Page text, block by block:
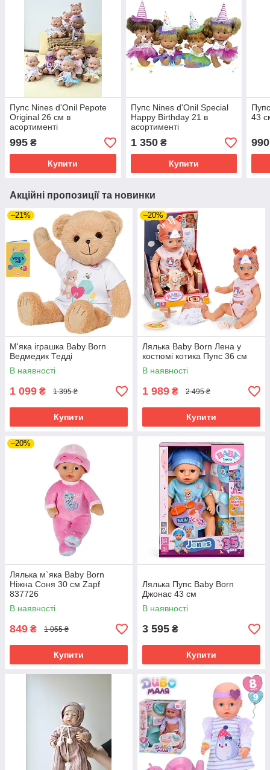
Пупс Nines d'Onil Pepote
Original 26 см в
асортименті
995 ₴
Купити
Пупс Nines d'Onil Special
Happy Birthday 21 в
асортименті
1 350₴
Купити
43
990
Акційні пропозиції та новинки
–21%
М'яка іграшка Baby Born
Ведмедик Тедді
В наявності
1 099 ₴ 1 395 ₴
Купити
–20%
Лялька Baby Born Лена у
костюмі котика Пупс 36 см
В наявності
1 989 ₴ 2 495 ₴
Купити
–20%
Лялька м`яка Baby Born
Ніжна Соня 30 см Zapf
837726
В наявності
849 ₴ 1 055 ₴
Купити
Лялька Пупс Baby Born
Джонас 43 см
В наявності
3 595 ₴
Купити